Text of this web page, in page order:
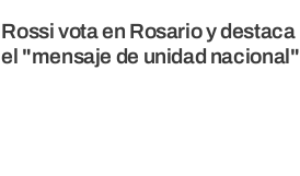
Rossi vota en Rosario y destaca
el "mensaje de unidad nacional"